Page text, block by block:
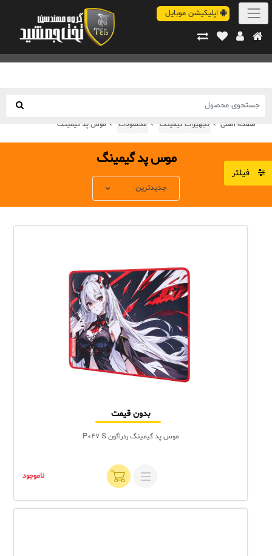
اپلیکیشن موبایل
صفحه اصلی محصولات تجهیزات گیمینگ موس پد گیمینگ
فیلتر
موس پد گیمینگ
بدون قیمت
موس پد گیمینگ ردراگون P047 S
ناموجود